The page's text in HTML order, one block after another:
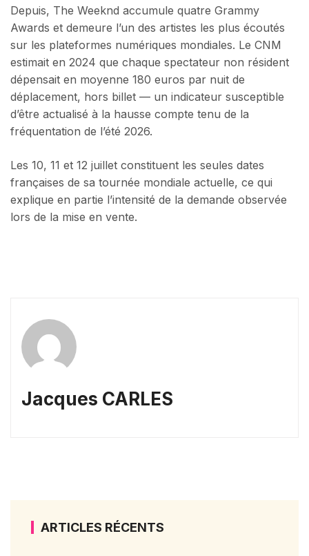
Depuis, The Weeknd accumule quatre Grammy
Awards et demeure l’un des artistes les plus écoutés
sur les plateformes numériques mondiales. Le CNM
estimait en 2024 que chaque spectateur non résident
dépensait en moyenne 180 euros par nuit de
déplacement, hors billet — un indicateur susceptible
d’être actualisé à la hausse compte tenu de la
fréquentation de l’été 2026.
Les 10, 11 et 12 juillet constituent les seules dates
françaises de sa tournée mondiale actuelle, ce qui
explique en partie l’intensité de la demande observée
lors de la mise en vente.
Jacques CARLES
ARTICLES RÉCENTS